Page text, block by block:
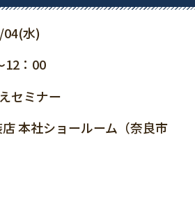
水)
12：00
セミナー
本社ショールーム（奈良市